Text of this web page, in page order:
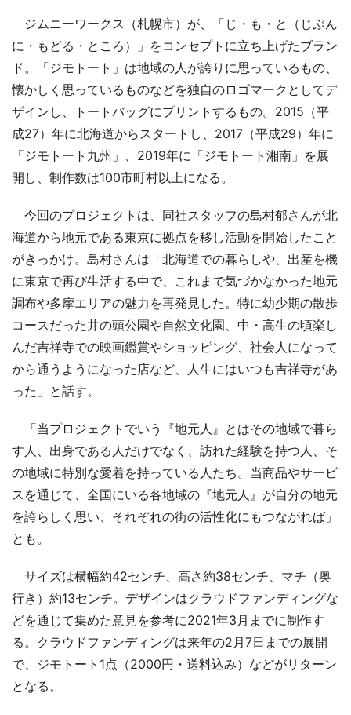
ジムニーワークス（札幌市）が、「じ・も・と（じぶん
に・もどる・ところ）」をコンセプトに立ち上げたブラン
ド。「ジモトート」は地域の人が誇りに思っているもの、
懐かしく思っているものなどを独自のロゴマークとしてデ
ザインし、トートバッグにプリントするもの。2015（平
成27）年に北海道からスタートし、2017（平成29）年に
「ジモトート九州」、2019年に「ジモトート湘南」を展
開し、制作数は100市町村以上になる。
今回のプロジェクトは、同社スタッフの島村郁さんが北
海道から地元である東京に拠点を移し活動を開始したこと
がきっかけ。島村さんは「北海道での暮らしや、出産を機
に東京で再び生活する中で、これまで気づかなかった地元
調布や多摩エリアの魅力を再発見した。特に幼少期の散歩
コースだった井の頭公園や自然文化園、中・高生の頃楽し
んだ吉祥寺での映画鑑賞やショッピング、社会人になって
から通うようになった店など、人生にはいつも吉祥寺があ
った」と話す。
「当プロジェクトでいう『地元人』とはその地域で暮ら
す人、出身である人だけでなく、訪れた経験を持つ人、そ
の地域に特別な愛着を持っている人たち。当商品やサービ
スを通じて、全国にいる各地域の『地元人』が自分の地元
を誇らしく思い、それぞれの街の活性化にもつながれば」
とも。
サイズは横幅約42センチ、高さ約38センチ、マチ（奥
行き）約13センチ。デザインはクラウドファンディングな
どを通じて集めた意見を参考に2021年3月までに制作す
る。クラウドファンディングは来年の2月7日までの展開
で、ジモトート1点（2000円・送料込み）などがリターン
となる。